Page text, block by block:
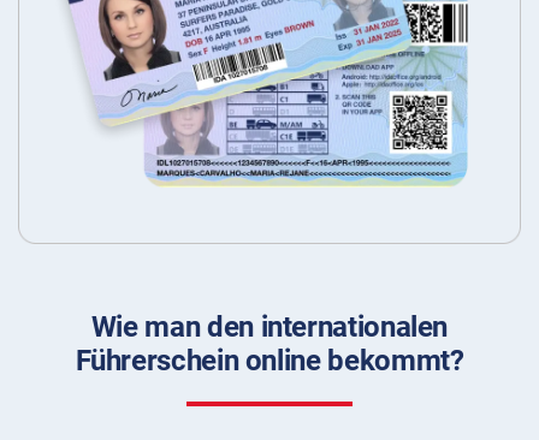
Wie man den internationalen
Führerschein online bekommt?